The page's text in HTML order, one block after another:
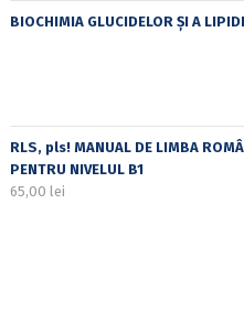
BIOCHIMIA GLUCIDELOR ȘI A
RLS, pls! MANUAL DE LIMBA
PENTRU NIVELUL B1
65,00 lei